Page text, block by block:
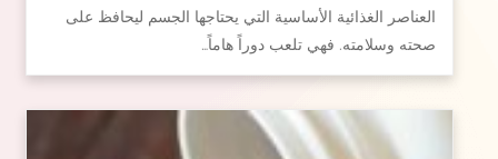
العناصر الغذائية الأساسية التي يحتاجها الجسم ليحافظ على
صحته وسلامته. فهي تلعب دوراً هاماً…